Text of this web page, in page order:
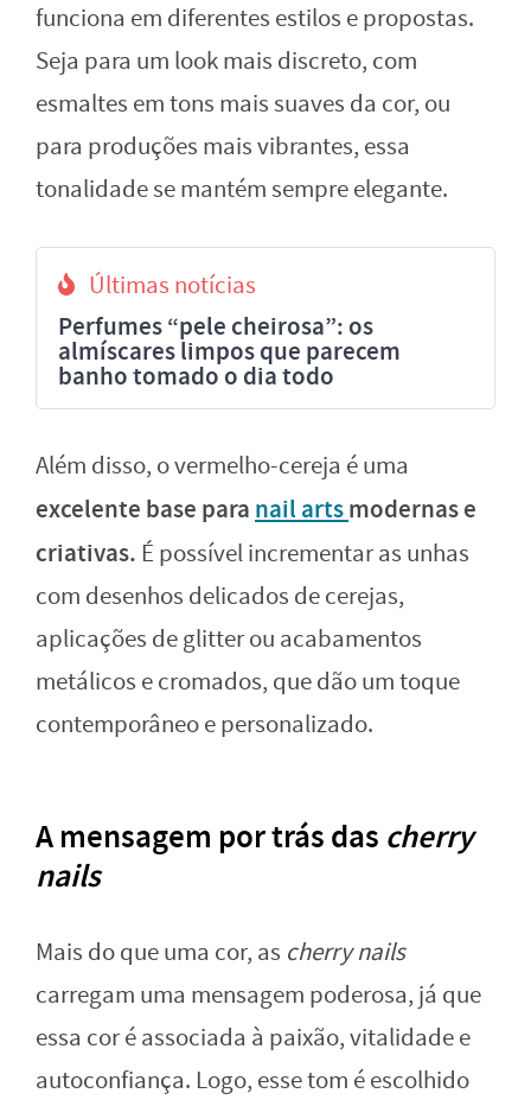
funciona em diferentes estilos e propostas.
Seja para um look mais discreto, com
esmaltes em tons mais suaves da cor, ou
para produções mais vibrantes, essa
tonalidade se mantém sempre elegante.
Últimas notícias
Perfumes “pele cheirosa”: os
almíscares limpos que parecem
banho tomado o dia todo
Além disso, o vermelho-cereja é uma
excelente base para nail artsmodernas e
criativas. É possível incrementar as unhas
com desenhos delicados de cerejas,
aplicações de glitter ou acabamentos
metálicos e cromados, que dão um toque
contemporâneo e personalizado.
A mensagem por trás das cherry
nails
Mais do que uma cor, as cherry nails
carregam uma mensagem poderosa, já que
essa cor é associada à paixão, vitalidade e
autoconfiança. Logo, esse tom é escolhido